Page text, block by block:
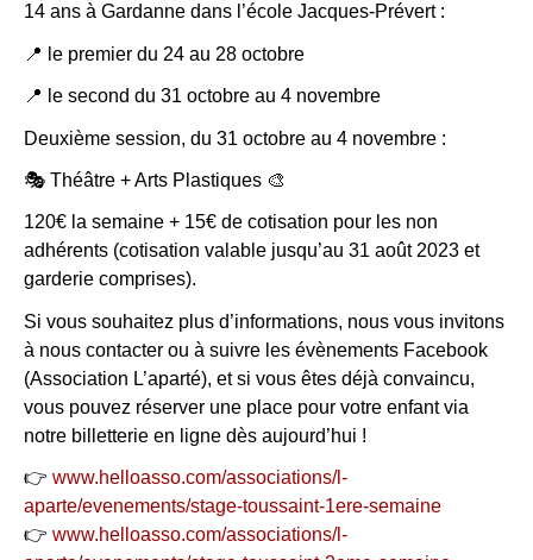
14 ans à Gardanne dans l’école Jacques-Prévert :
📍 le premier du 24 au 28 octobre
📍 le second du 31 octobre au 4 novembre
Deuxième session, du 31 octobre au 4 novembre :
🎭 Théâtre + Arts Plastiques 🎨
120€ la semaine + 15€ de cotisation pour les non
adhérents (cotisation valable jusqu’au 31 août 2023 et
garderie comprises).
Si vous souhaitez plus d’informations, nous vous invitons
à nous contacter ou à suivre les évènements Facebook
(Association L’aparté), et si vous êtes déjà convaincu,
vous pouvez réserver une place pour votre enfant via
notre billetterie en ligne dès aujourd’hui !
👉 www.helloasso.com/associations/l-
aparte/evenements/stage-toussaint-1ere-semaine
👉 www.helloasso.com/associations/l-